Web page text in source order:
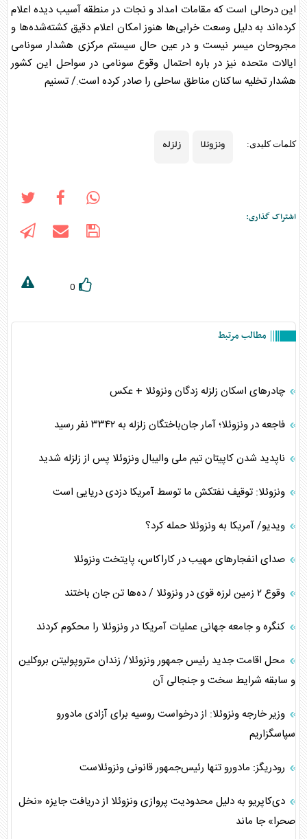
این درحالی است که مقامات امداد و نجات در منطقه آسیب دیده اعلام
کرده‌اند به دلیل وسعت خرابی‌ها هنوز امکان اعلام دقیق کشته‌شده‌ها و
مجروحان میسر نیست و در عین حال سیستم مرکزی هشدار سونامی
ایالات متحده نیز در باره احتمال وقوع سونامی در سواحل این کشور
هشدار تخلیه ساکنان مناطق ساحلی را صادر کرده است./ تسنیم
کلمات کلیدی: ونزوئلا زلزله
اشتراک گذاری:
0
مطالب مرتبط
چادر‌های اسکان زلزله زدگان ونزوئلا + عکس
فاجعه در ونزوئلا؛ آمار جان‌باختگان زلزله به ۳۳۴۲ نفر رسید
ناپدید شدن کاپیتان تیم ملی والیبال ونزوئلا پس از زلزله شدید
ونزوئلا: توقیف نفتکش ما توسط آمریکا دزدی دریایی است
ویدیو/ آمریکا به ونزوئلا حمله کرد؟
صدای انفجارهای مهیب در کاراکاس، پایتخت ونزوئلا
وقوع ۲ زمین لرزه قوی در ونزوئلا / ده‌ها تن جان باختند
کنگره و جامعه جهانی عملیات آمریکا در ونزوئلا را محکوم کردند
محل اقامت جدید رئیس جمهور ونزوئلا/ زندان متروپولیتن بروکلین
و سابقه شرایط سخت و جنجالی آن
وزیر خارجه ونزوئلا: از درخواست روسیه برای آزادی مادورو
سپاسگزاریم
رودریگز: مادورو تنها رئیس‌جمهور قانونی ونزوئلاست
دی‌کاپریو به دلیل محدودیت پروازی ونزوئلا از دریافت جایزه «نخل
صحرا» جا ماند